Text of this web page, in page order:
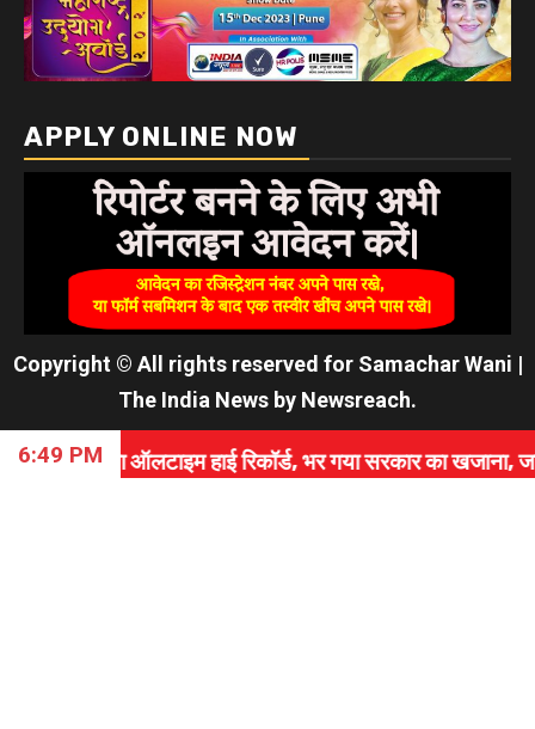
APPLY ONLINE NOW
Copyright © All rights reserved for Samachar Wani |
The India News by Newsreach.
6:49 PM
हाई रिकॉर्ड, भर गया सरकार का खजाना, जानें कैसे रचा